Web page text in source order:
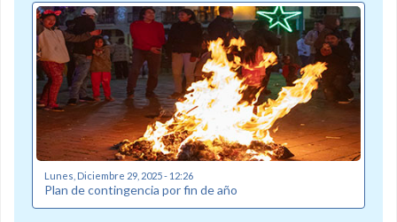
Lunes, Diciembre 29, 2025 - 12:26
Plan de contingencia por fin de año